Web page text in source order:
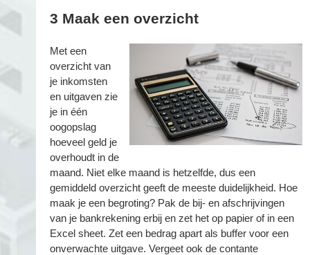
3 Maak een overzicht
Met een
overzicht van
je inkomsten
en uitgaven zie
je in één
oogopslag
hoeveel geld je
overhoudt in de
maand. Niet elke maand is hetzelfde, dus een
gemiddeld overzicht geeft de meeste duidelijkheid. Hoe
maak je een begroting? Pak de bij- en afschrijvingen
van je bankrekening erbij en zet het op papier of in een
Excel sheet. Zet een bedrag apart als buffer voor een
onverwachte uitgave. Vergeet ook de contante